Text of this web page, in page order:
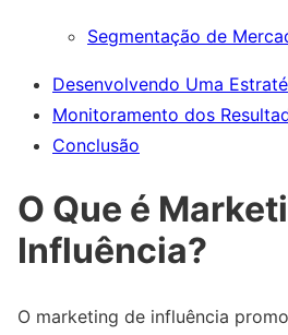
Segmentação de
Desenvolvendo Uma
Monitoramento dos
Conclusão
O Que é
Influência?
O marketing de influência